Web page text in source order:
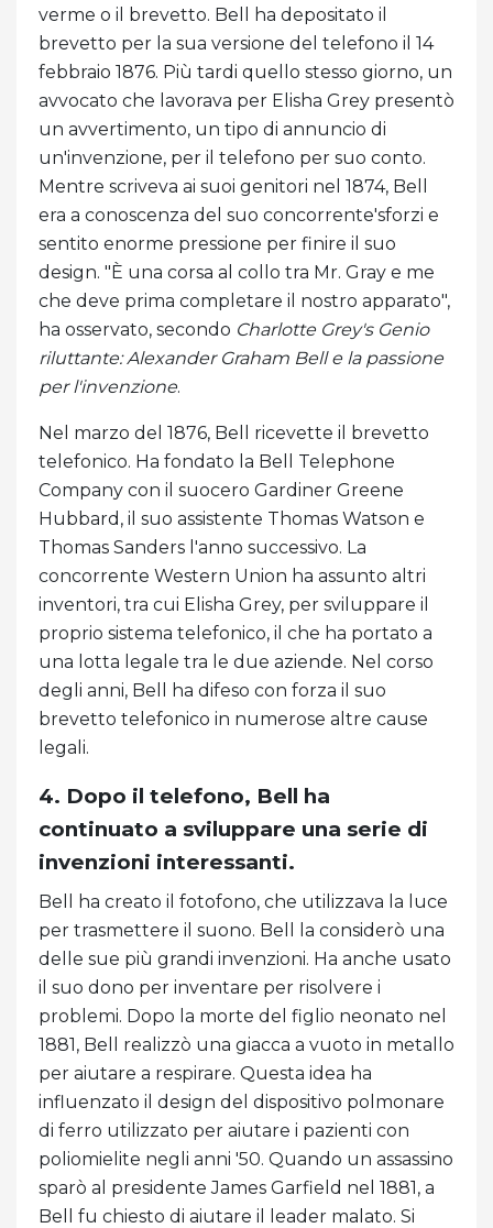
verme o il brevetto. Bell ha depositato il
brevetto per la sua versione del telefono il 14
febbraio 1876. Più tardi quello stesso giorno, un
avvocato che lavorava per Elisha Grey presentò
un avvertimento, un tipo di annuncio di
un'invenzione, per il telefono per suo conto.
Mentre scriveva ai suoi genitori nel 1874, Bell
era a conoscenza del suo concorrente'sforzi e
sentito enorme pressione per finire il suo
design. "È una corsa al collo tra Mr. Gray e me
che deve prima completare il nostro apparato",
ha osservato, secondo Charlotte Grey's Genio
riluttante: Alexander Graham Bell e la passione
per l'invenzione.
Nel marzo del 1876, Bell ricevette il brevetto
telefonico. Ha fondato la Bell Telephone
Company con il suocero Gardiner Greene
Hubbard, il suo assistente Thomas Watson e
Thomas Sanders l'anno successivo. La
concorrente Western Union ha assunto altri
inventori, tra cui Elisha Grey, per sviluppare il
proprio sistema telefonico, il che ha portato a
una lotta legale tra le due aziende. Nel corso
degli anni, Bell ha difeso con forza il suo
brevetto telefonico in numerose altre cause
legali.
4. Dopo il telefono, Bell ha
continuato a sviluppare una serie di
invenzioni interessanti.
Bell ha creato il fotofono, che utilizzava la luce
per trasmettere il suono. Bell la considerò una
delle sue più grandi invenzioni. Ha anche usato
il suo dono per inventare per risolvere i
problemi. Dopo la morte del figlio neonato nel
1881, Bell realizzò una giacca a vuoto in metallo
per aiutare a respirare. Questa idea ha
influenzato il design del dispositivo polmonare
di ferro utilizzato per aiutare i pazienti con
poliomielite negli anni '50. Quando un assassino
sparò al presidente James Garfield nel 1881, a
Bell fu chiesto di aiutare il leader malato. Si